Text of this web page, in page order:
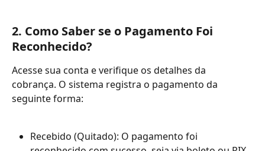
2. Como Saber se o Pagamento Foi
Reconhecido?
Acesse sua conta e verifique os detalhes da
cobrança. O sistema registra o pagamento da
seguinte forma:
Recebido (Quitado): O pagamento foi